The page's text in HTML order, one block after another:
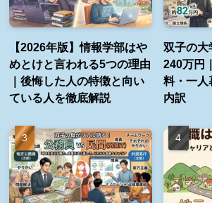
【2026年版】情報学部はや
めとけと言われる5つの理由
｜後悔した人の特徴と向い
ている人を徹底解説
双子の大
240万円
料・一人
内訳